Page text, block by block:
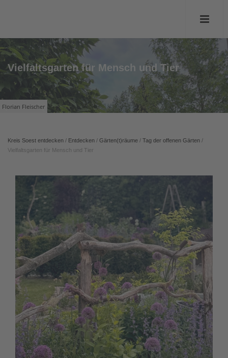
Florian Fleischer
Vielfaltsgarten für Mensch und Tier
Kreis Soest entdecken / Entdecken / Gärten(t)räume / Tag der offenen Gärten /
Vielfaltsgarten für Mensch und Tier